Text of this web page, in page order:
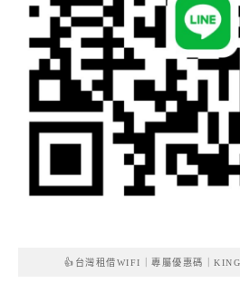
👍台灣租借WIFI｜專屬優惠碼｜